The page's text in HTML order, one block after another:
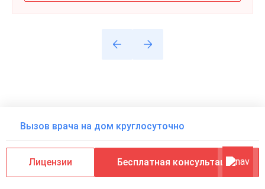
Текстовые Скриншоты
Вызов врача на дом круглосуточно
Лицензии Бесплатная консультация